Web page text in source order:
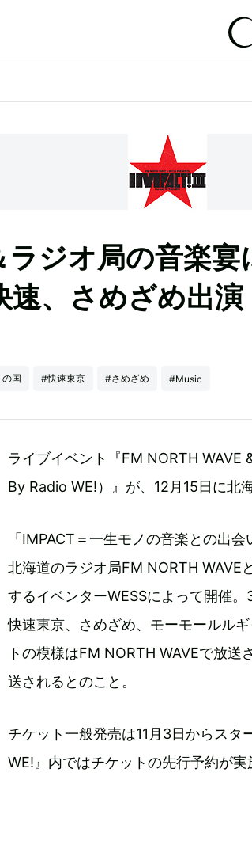
ラジオ局の音楽
速、さめざめ出演
国 #快速東京 #さめざめ #Music
ライブイベント『FM NORTH
By Radio WE!）』が、12月15日に北
「IMPACT＝一生モノの音楽との出
北海道のラジオ局FM NORTH WAVE
するイベンターWESSによって開催
快速東京、さめざめ、モーモールル
トの模様はFM NORTH WAVEで放
送されるとのこと。
チケット一般発売は11月3日からス
WE!』内ではチケットの先行予約が実